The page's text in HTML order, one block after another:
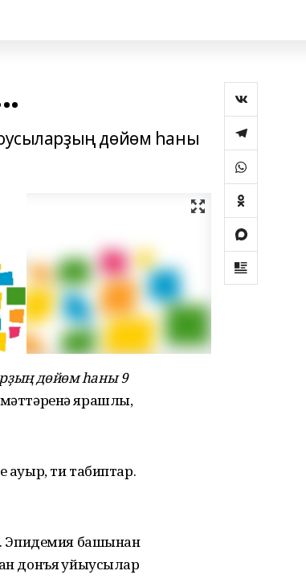
дөйөм һаны
дөйөм һаны 9
ярашлы,
ауыр, ти табиптар.
Эпидемия башынан
донъя ҡуйыусылар